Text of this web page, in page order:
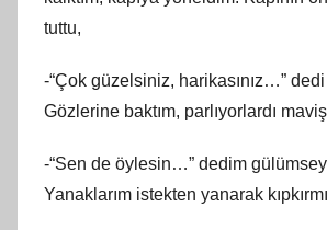
tuttu,
-“Çok güzelsiniz, harikasınız…” dedi
Gözlerine baktım, parlıyorlardı
-“Sen de öylesin…” dedim
Yanaklarım istekten yanarak